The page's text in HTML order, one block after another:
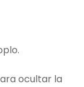
ocultar la